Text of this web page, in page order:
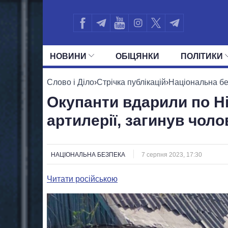
НОВИНИ ОБIЦЯНКИ ПОЛIТИКИ
УСІ ПОЛІТИКИ ПРЕЗИДЕНТ І
Слово і Діло›Стрічка публікацій›Національна
Окупанти вдарили по
артилерії, загинув
НАЦІОНАЛЬНА БЕЗПЕКА 7 серпня 2023, 17:30
Читати російською